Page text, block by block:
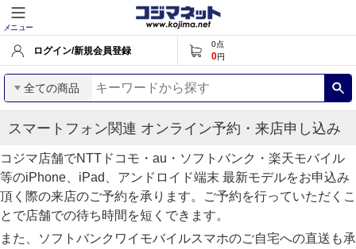
メニュー
ログイン/新規会員登録
0点
0円
全ての商品
スマートフォン関連 オンライン予約・来店申し込み
コジマ店舗でNTTドコモ・au・ソフトバンク・楽天モバイル
等のiPhone、iPad、アンドロイド端末 最新モデルをお申込み
頂く際の来店のご予約を承ります。ご予約を行っていただくこ
とで店舗での待ち時間を短くできます。
また、ソフトバンクワイモバイルスマホのご自宅への直送も承